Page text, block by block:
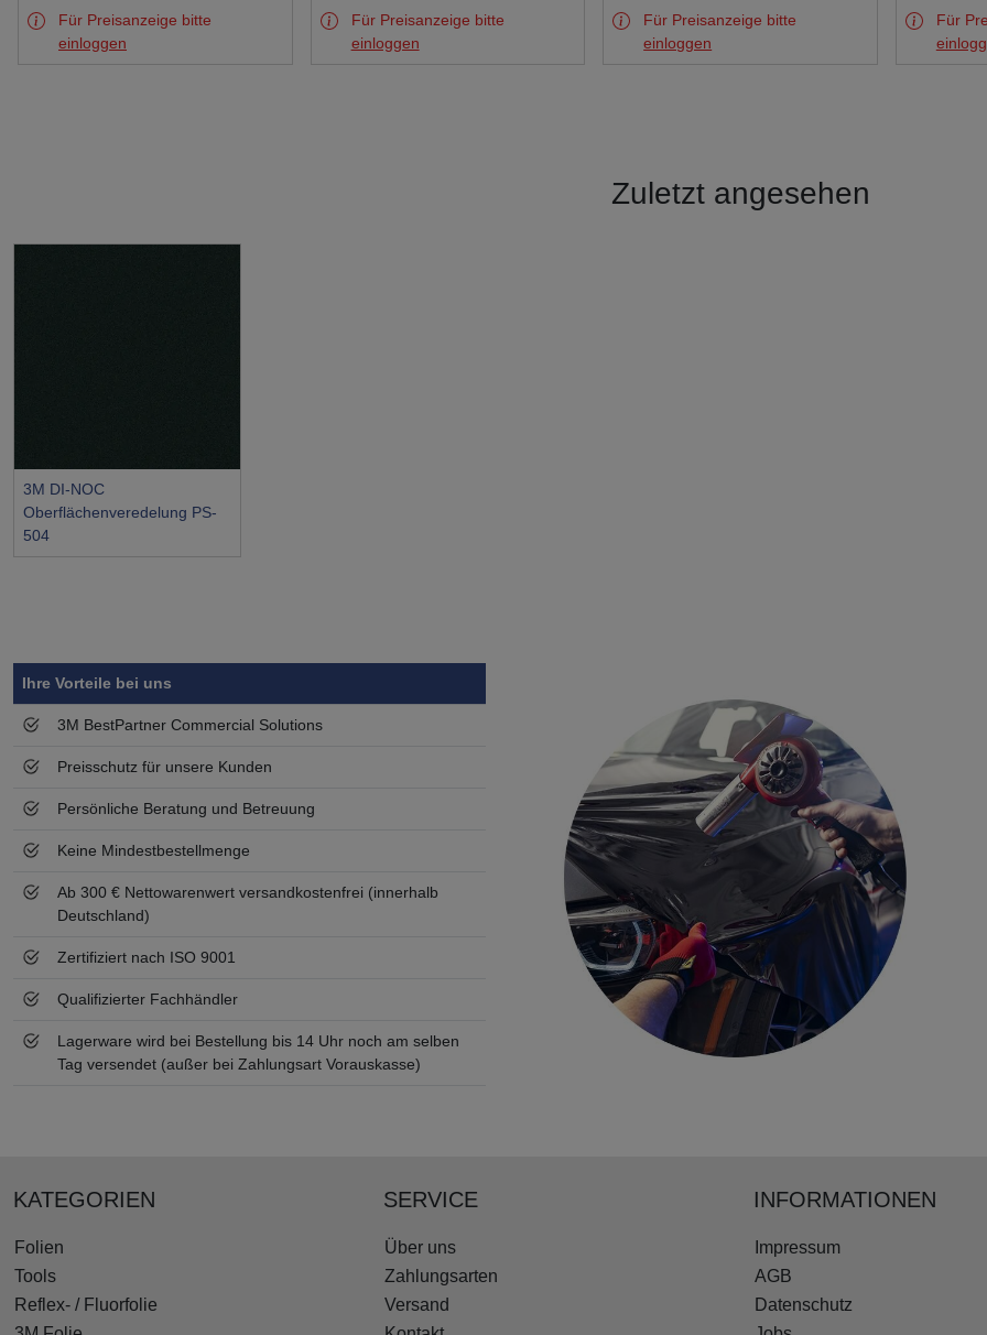
Für Preisanzeige bitte
einloggen
Für Preisanzeige bitte
einloggen
Für Preisanzeige bitte
einloggen
Für
Zuletzt angesehen
3M DI-NOC
Oberflächenveredelung PS-
504
Symbol
Vorteil
Ihre Vorteile bei uns
3M BestPartner Commercial Solutions
Preisschutz für unsere Kunden
Persönliche Beratung und Betreuung
Keine Mindestbestellmenge
Ab 300 € Nettowarenwert versandkostenfrei (innerhalb
Deutschland)
Zertifiziert nach ISO 9001
Qualifizierter Fachhändler
Lagerware wird bei Bestellung bis 14 Uhr noch am selben
Tag versendet (außer bei Zahlungsart Vorauskasse)
KATEGORIEN
Folien
Tools
Reflex- / Fluorfolie
SERVICE
Über uns
Zahlungsarten
Versand
INFORMATIONEN
Impressum
AGB
Datenschutz